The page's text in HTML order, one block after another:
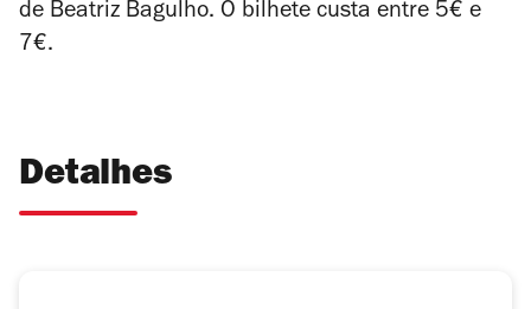
de Beatriz Bagulho. O bilhete custa entre 5€ e
7€.
Detalhes